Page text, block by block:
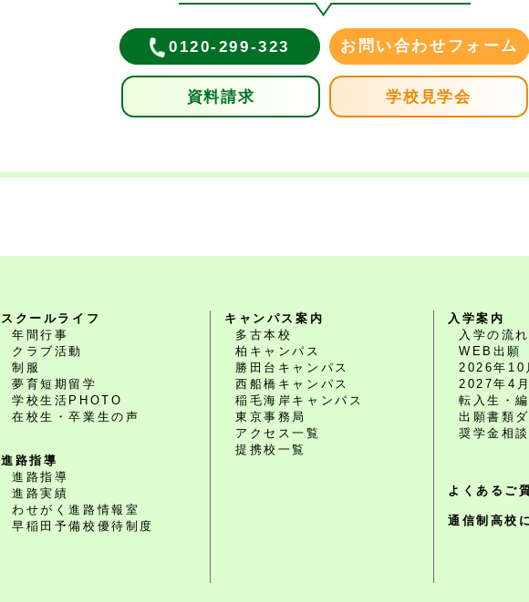
0120-299-323 お問い合わせフォーム
資料請求 学校見学会
スクールライフ
年間行事
クラブ活動
制服
夢育短期留学
学校生活PHOTO
在校生・卒業生の声
進路指導
進路指導
進路実績
わせがく進路情報室
早稲田予備校優待制度
キャンパス案内
多古本校
柏キャンパス
勝田台キャンパス
西船橋キャンパス
稲毛海岸キャンパス
東京事務局
アクセス一覧
提携校一覧
入学案内
入学の流れ
WEB出願
2026年10
2027年4
転入生・
出願書類
奨学金相
よくあるご
通信制高校